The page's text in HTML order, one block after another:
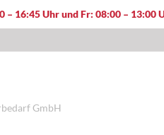
– 16:45 Uhr und Fr: 08:00 – 13:00
GmbH